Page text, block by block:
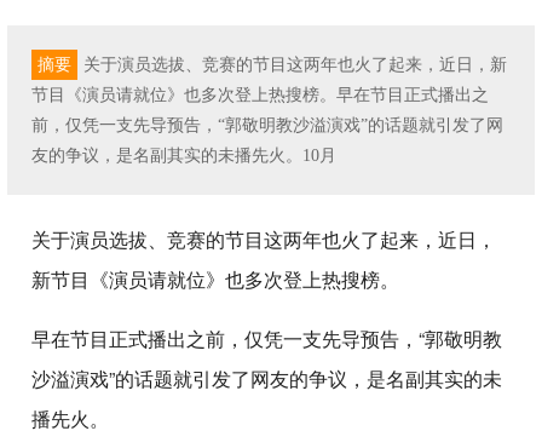
摘要
关于演员选拔、竞赛的节目这两年也火了起来，近日，新
节目《演员请就位》也多次登上热搜榜。早在节目正式播出之
前，仅凭一支先导预告，“郭敬明教沙溢演戏”的话题就引发了网
友的争议，是名副其实的未播先火。10月
关于演员选拔、竞赛的节目这两年也火了起来，近日，
新节目《演员请就位》也多次登上热搜榜。
早在节目正式播出之前，仅凭一支先导预告，“郭敬明教
沙溢演戏”的话题就引发了网友的争议，是名副其实的未
播先火。